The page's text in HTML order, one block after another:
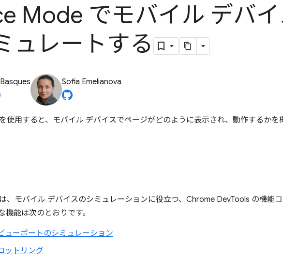
Mode でモバイル デバイ
ュレートする
Sofia Emelianova
使用すると、モバイル デバイスでページがどのように表示され、動作するかを
、モバイル デバイスのシミュレーションに役立つ、Chrome DevTools の機能
機能は次のとおりです。
ューポートのシミュレーション
ットリング